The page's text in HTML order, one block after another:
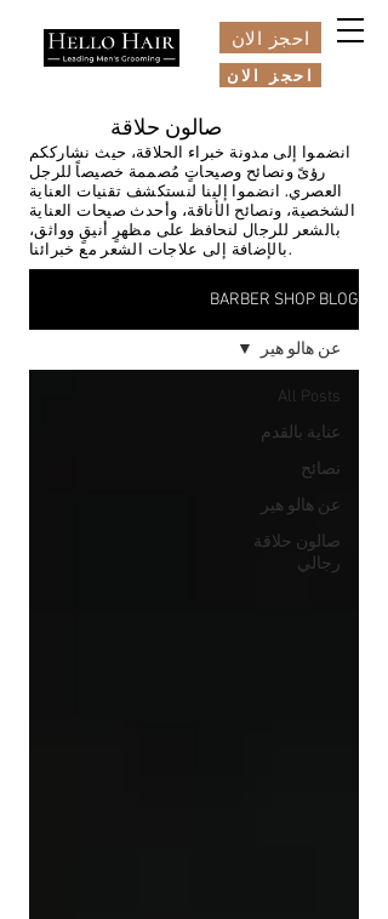
احجز الان
احجز الان
صالون حلاقة
انضموا إلى مدونة خبراء الحلاقة، حيث نشارككم
رؤىً ونصائح وصيحاتٍ مُصممة خصيصاً للرجل
العصري. انضموا إلينا لنستكشف تقنيات العناية
الشخصية، ونصائح الأناقة، وأحدث صيحات العناية
بالشعر للرجال لنحافظ على مظهرٍ أنيقٍ وواثق،
بالإضافة إلى علاجات الشعر مع خبرائنا.
BARBER SHOP BLOG
All Posts
عناية بالقدم
نصائح
عن هالو هير
صالون حلاقة
رجالي
عن هالو هير